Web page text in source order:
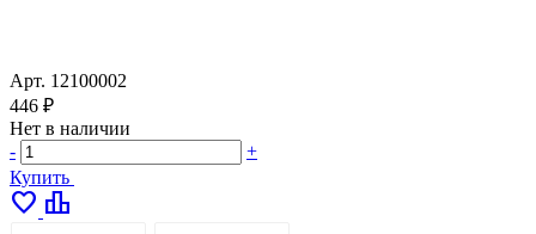
Арт. 12100002
446 ₽
Нет в наличии
-
+
Купить
favorite leaderboard